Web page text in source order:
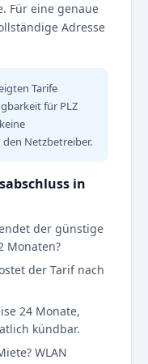
Für eine genaue
Adresse
Tarife
für PLZ
Netzbetreiber.
in
der günstige
Monaten?
der Tarif nach
24 Monate,
kündbar.
WLAN